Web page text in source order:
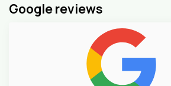
Google reviews